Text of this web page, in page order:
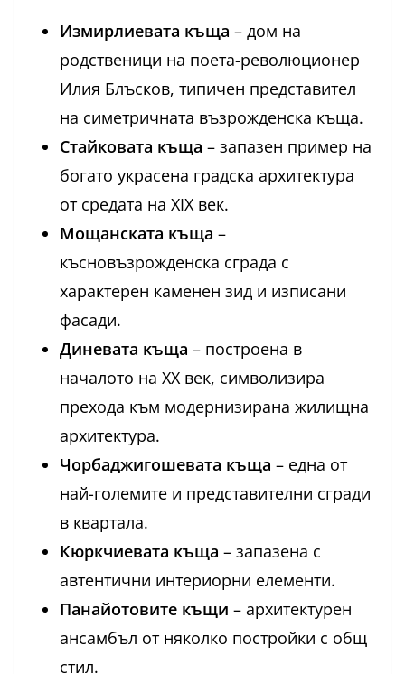
Измирлиевата къща – дом на
родственици на поета-революционер
Илия Блъсков, типичен представител
на симетричната възрожденска къща.
Стайковата къща – запазен пример на
богато украсена градска архитектура
от средата на XIX век.
Мощанската къща –
късновъзрожденска сграда с
характерен каменен зид и изписани
фасади.
Диневата къща – построена в
началото на XX век, символизира
прехода към модернизирана жилищна
архитектура.
Чорбаджигошевата къща – една от
най-големите и представителни сгради
в квартала.
Кюркчиевата къща – запазена с
автентични интериорни елементи.
Панайотовите къщи – архитектурен
ансамбъл от няколко постройки с общ
стил.